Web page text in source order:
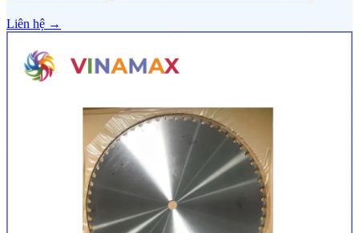
Liên hệ →